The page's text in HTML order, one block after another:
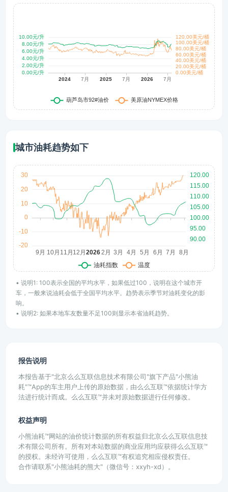
城市油耗趋势如下
• 说明1: 100表示全国的平均水平，如果低过100，说明在这个城市开
车，一般来说油耗会低于全国平均水平。趋势表示季节对油耗变化的影
响。
• 说明2: 如果本地车友数量不足100则显示本省油耗趋势。
报告说明
本报告基于"北京么么互联信息技术有限公司"旗下产品"小熊油
耗"™App的车主用户上传的原始数据，由么么互联™依据统计学方
法进行统计而成。么么互联™并未对原始数据进行任何修改。
权益声明
小熊油耗™网站的油价统计数据的所有权益归北京么么互联信息技
术有限公司所有。所有对本站数据的商业应用均应获得么么互联™
的授权。未经许可使用，么么互联™有权追究相应侵权责任。
合作请联系"小熊油耗的熊大"（微信号：xxyh-xd）。